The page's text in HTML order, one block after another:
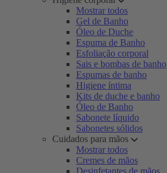
Mostrar todos
Gel de Banho
Óleo de Duche
Espuma de Banho
Esfoliação corporal
Sais e bombas de banho
Espumas de banho
Higiene íntima
Kits de duche e banho
Óleo de Banho
Sabonete líquido
Sabonetes sólidos
Cuidados para mãos
Mostrar todos
Cremes de mãos
Desinfetantes de mãos